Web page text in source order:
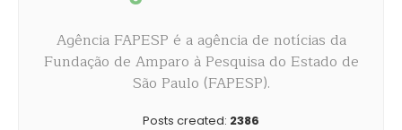
Agência FAPESP é a agência de notícias da
Fundação de Amparo à Pesquisa do Estado de
São Paulo (FAPESP).
Posts created: 2386